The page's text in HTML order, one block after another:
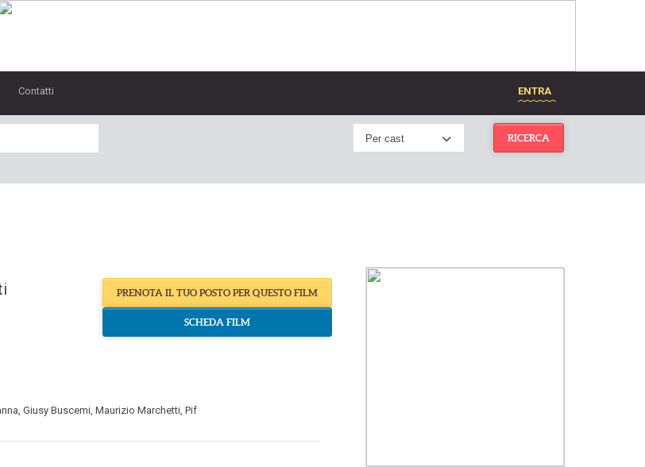
Contatti ENTRA
Per cast RICERCA
, Giusy Buscemi, Maurizio Marchetti, Pif
PRENOTA IL TUO POSTO PER QUESTO FILM
SCHEDA FILM